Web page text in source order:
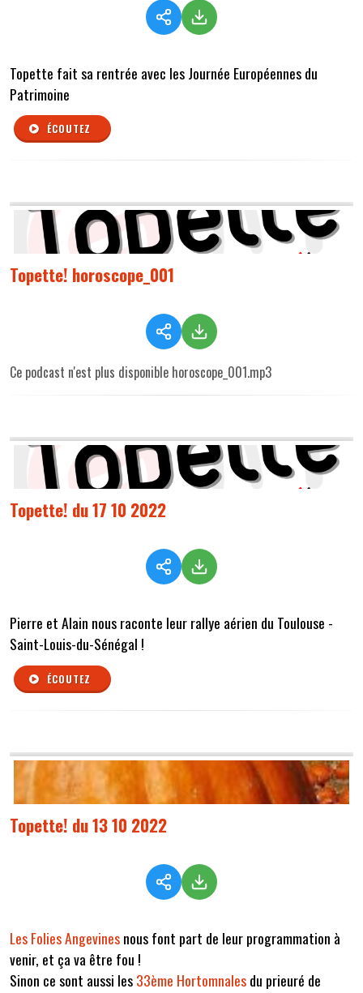
Topette fait sa rentrée avec les Journée Européennes du
Patrimoine
ÉCOUTEZ
Topette! horoscope_001
Ce podcast n'est plus disponible horoscope_001.mp3
Topette! du 17 10 2022
Pierre et Alain nous raconte leur rallye aérien du Toulouse -
Saint-Louis-du-Sénégal !
ÉCOUTEZ
Topette! du 13 10 2022
Les Folies Angevinesnous font part de leur programmation à
venir, et ça va être fou !
Sinon ce sont aussi les33ème Hortomnalesdu prieuré de